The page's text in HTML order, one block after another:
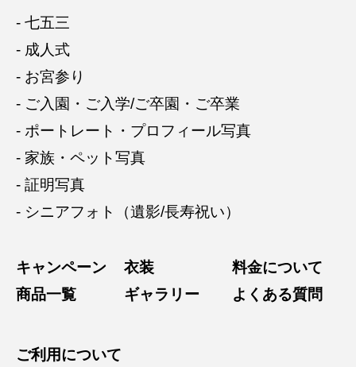
- 七五三
- 成人式
- お宮参り
- ご入園・ご入学/ご卒園・ご卒業
- ポートレート・プロフィール写真
- 家族・ペット写真
- 証明写真
- シニアフォト（遺影/長寿祝い）
キャンペーン 衣装
料金について
商品一覧
ギャラリー よくある質問
ご利用について